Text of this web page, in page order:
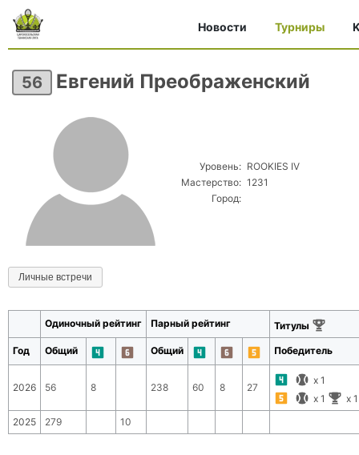
Новости Турниры
56 Евгений Преображенский
Уровень: ROOKIES IV
Мастерство: 1231
Город:
Личные встречи
Одиночный рейтинг Парный рейтинг Титулы
Год Общий Общий Победитель
2026 56 8 238 60 8 27
x 1
x 1 x 1
2025
279 10